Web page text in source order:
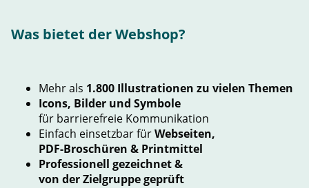
Was bietet der Webshop?
Mehr als 1.800 Illustrationen zu vielen Themen
Icons, Bilder und Symbole
für barrierefreie Kommunikation
Einfach einsetzbar fürWebseiten,
PDF-Broschüren & Printmittel
Professionell gezeichnet &
von der Zielgruppe geprüft